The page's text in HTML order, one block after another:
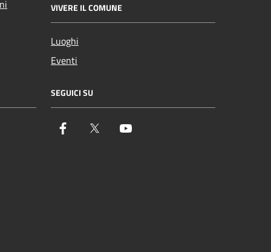
VIVERE IL COMUNE
Luoghi
Eventi
SEGUICI SU
Facebook Twitter